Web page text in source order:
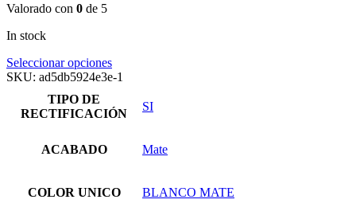
Valorado con 0 de 5
In stock
Seleccionar opcionesEste
producto
múltiples
variantes.
opciones
elegir
SKU: ad5db5924e3e-1
TIPO DE
RECTIFICACIÓN
SI
ACABADO Mate
COLOR UNICO BLANCO MATE